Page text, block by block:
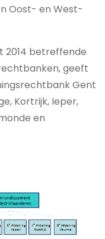
Oost- en West-
2014 betreffende
geeft
Gent
Kortrijk, Ieper,
en